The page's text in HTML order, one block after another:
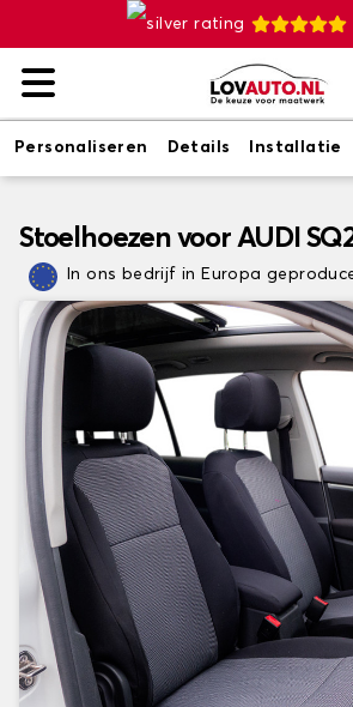
Personaliseren Details Installatie
Stoelhoezen voor AUDI
In ons bedrijf in Europa